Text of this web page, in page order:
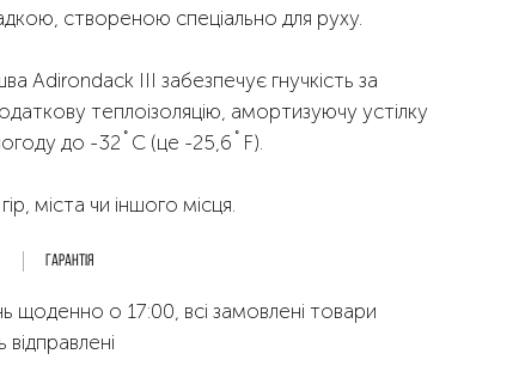
створеною спеціально для руху.
Adirondack III забезпечує гнучкість за
теплоізоляцію, амортизуючу устілку
до -32˚C (це -25,6˚F).
міста чи іншого місця.
Гарантія
щоденно о 17:00, всі замовлені товари